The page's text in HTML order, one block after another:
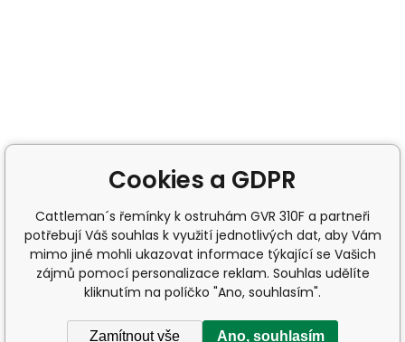
Cookies a GDPR
Cattleman´s řemínky k ostruhám GVR 310F a partneři
potřebují Váš souhlas k využití jednotlivých dat, aby Vám
mimo jiné mohli ukazovat informace týkající se Vašich
zájmů pomocí personalizace reklam. Souhlas udělíte
kliknutím na políčko "Ano, souhlasím".
Zamítnout vše Ano, souhlasím